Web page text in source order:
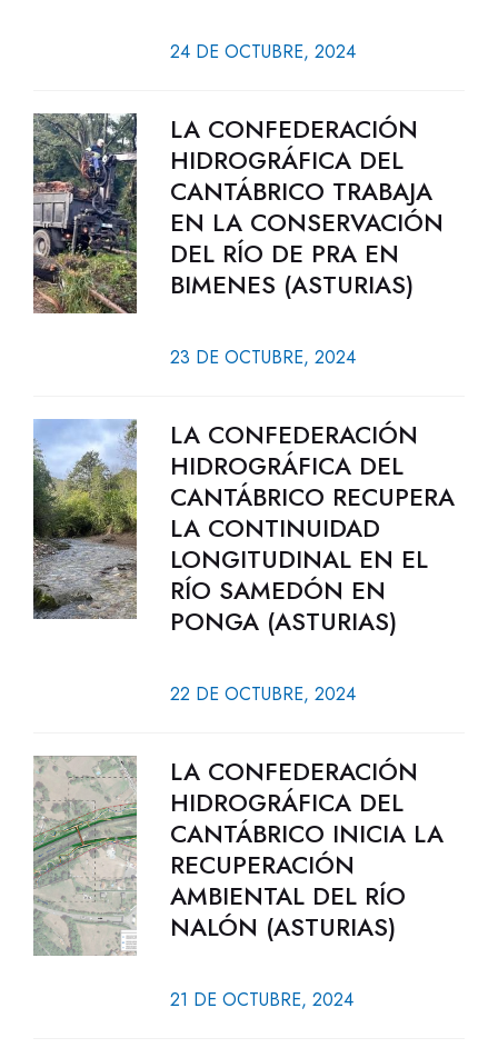
24 DE OCTUBRE, 2024
LA CONFEDERACIÓN
HIDROGRÁFICA DEL
CANTÁBRICO TRABAJA
EN LA CONSERVACIÓN
DEL RÍO DE PRA EN
BIMENES (ASTURIAS)
23 DE OCTUBRE, 2024
LA CONFEDERACIÓN
HIDROGRÁFICA DEL
CANTÁBRICO RECUPERA
LA CONTINUIDAD
LONGITUDINAL EN EL
RÍO SAMEDÓN EN
PONGA (ASTURIAS)
22 DE OCTUBRE, 2024
LA CONFEDERACIÓN
HIDROGRÁFICA DEL
CANTÁBRICO INICIA LA
RECUPERACIÓN
AMBIENTAL DEL RÍO
NALÓN (ASTURIAS)
21 DE OCTUBRE, 2024